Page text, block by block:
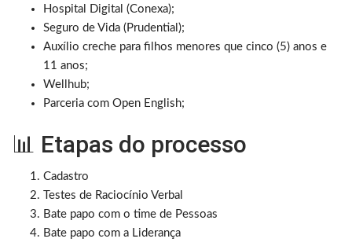
Hospital Digital (Conexa);
Seguro de Vida (Prudential);
Auxílio creche para filhos menores que cinco (5) anos e
11 anos;
Wellhub;
Parceria com Open English;
📊 Etapas do processo
Cadastro
Testes de Raciocínio Verbal
Bate papo com o time de Pessoas
Bate papo com a Liderança